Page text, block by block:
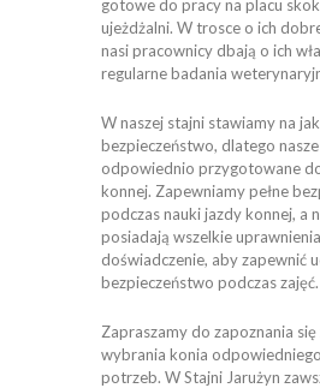
gotowe do pracy na placu
ujeżdżalni. W trosce o ich
nasi pracownicy dbają o ich
regularne badania
W naszej stajni stawiamy na
bezpieczeństwo, dlatego
odpowiednio przygotowane
konnej. Zapewniamy pełne
podczas nauki jazdy konnej, a
posiadają wszelkie
doświadczenie, aby zapewnić
bezpieczeństwo podczas zajęć.
Zapraszamy do zapoznania
wybrania konia
potrzeb. W Stajni Jarużyn